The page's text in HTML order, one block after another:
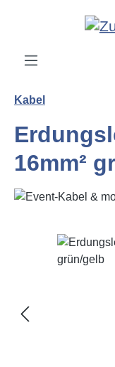
Zum Hauptinhalt
Kabel
16mm²
Bildergalerie